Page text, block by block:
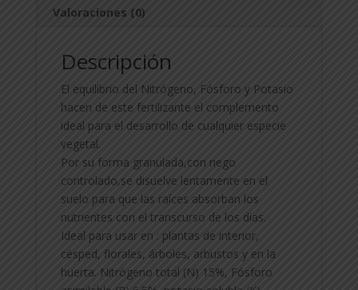
Valoraciones (0)
Descripción
El equilibrio del Nitrógeno, Fósforo y Potasio
hacen de este fertilizante el complemento
ideal para el desarrollo de cualquier especie
vegetal.
Por su forma granulada,con riego
controlado,se disuelve lentamente en el
suelo para que las raíces absorban los
nutrientes con el transcurso de los días.
Ideal para usar en : plantas de interior,
césped, florales, árboles, arbustos y en la
huerta. Nitrógeno total (N) 15%, Fósforo